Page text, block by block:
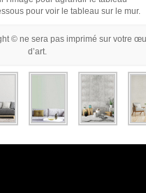
pour voir le tableau sur le mur.
© ne sera pas imprimé sur votre
d’art.